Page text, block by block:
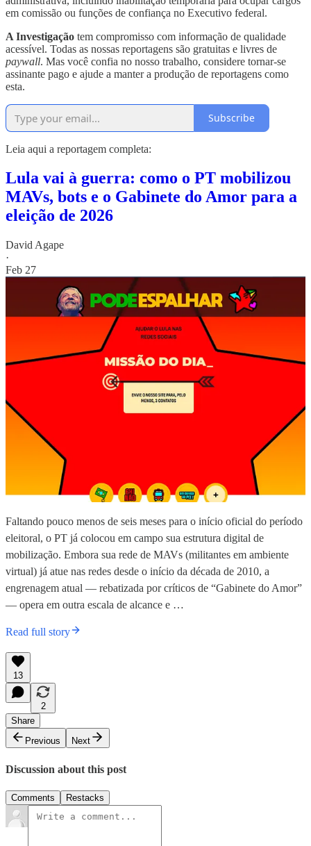
em comissão ou funções de confiança no Executivo federal.
A Investigação tem compromisso com informação de qualidade
acessível. Todas as nossas reportagens são gratuitas e livres de
paywall. Mas você confia no nosso trabalho, considere tornar-se
assinante pago e ajude a manter a produção de reportagens como
esta.
Subscribe
Leia aqui a reportagem completa:
Lula vai à guerra: como o PT mobilizou
MAVs, bots e o Gabinete do Amor para a
eleição de 2026
David Agape
·
Feb 27
Faltando pouco menos de seis meses para o início oficial do período
eleitoral, o PT já colocou em campo sua estrutura digital de
mobilização. Embora sua rede de MAVs (militantes em ambiente
virtual) já atue nas redes desde o início da década de 2010, a
engrenagem atual — rebatizada por críticos de “Gabinete do Amor”
— opera em outra escala de alcance e …
Read full story
13
2
Share
Previous
Next
Discussion about this post
Comments Restacks